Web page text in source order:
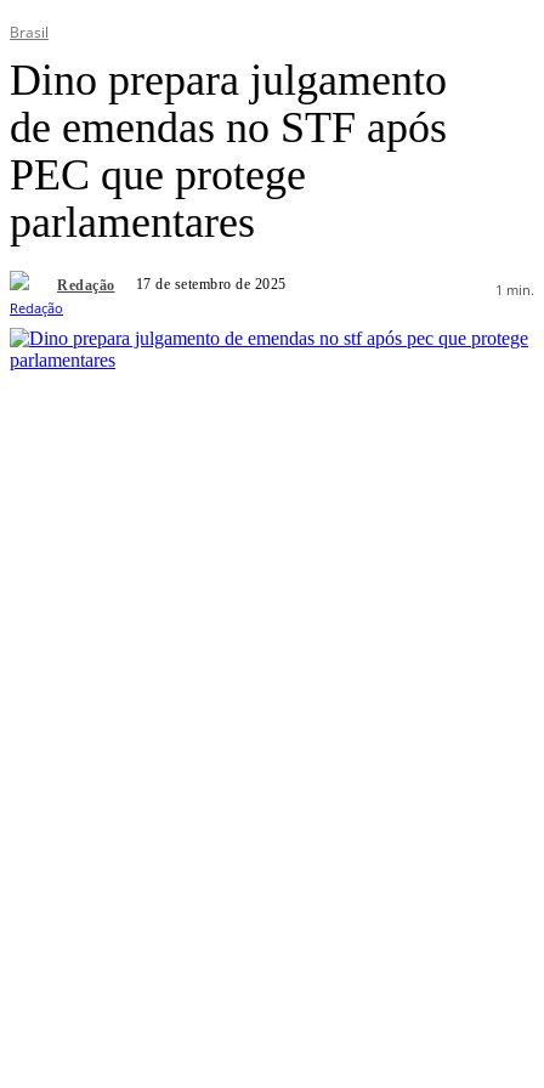
Brasil
Dino prepara julgamento
de emendas no STF após
PEC que protege
parlamentares
Redação 17 de setembro de 2025 1 min.